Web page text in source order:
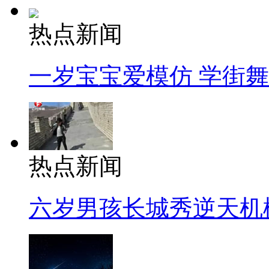
热点新闻
一岁宝宝爱模仿 学街
热点新闻
六岁男孩长城秀逆天机